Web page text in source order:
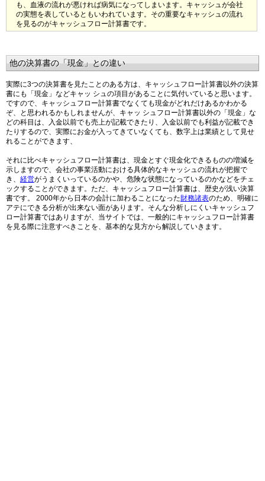
も、血液の流れが悪ければ病気になってしまいます。キャッシュが会社
の実態を表しているともいわれています。その重要なキャッシュの流れ
を見るのがキャッシュフロー計算書です。
他の決算書の「現金」との違い
実際に3つの決算書を見たことのある方は、キャッシュフロー計算書以外の決算
書にも「現金」などキャッ シュの項目があることに気付いていると思います。
ですので、キャッシュフロー計算書でなくても現金がどれだけあるかわかる
ぞ、と思われるかもしれませんが、キャッ シュフロー計算書以外の「現金」な
どの科目は、入金以前でも売上が記載できたり、入金以前でも利益が記載でき
たりするので、実際にお金が入ってきていなくても、数字上は業績として見せ
れることができます、
それに比べキャッシュフロー計算書は、現金とすぐ現金化できるものの増減を
示しますので、会社の事業活動における具体的なキャッシュの流れが把握で
き、 経営がうまくいっているのかや、危険な状態になっているのかなどをチェ
ックすることができます。ただ、キャッシュフロー計算書は、歴史が浅い決算
書です。 2000年から日本の会計に加わることになった財務諸表のため、明確に
アテにできる分析が出来ない面があります。そんな分析しにくいキャッシュフ
ロー計算書ではありますが、当サイトでは、一般的にキャッシュフロー計算書
を見る際に注意すべきことを、基本的な見方から解説していきます。